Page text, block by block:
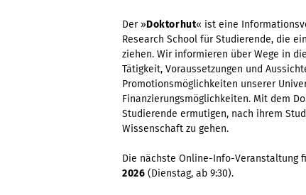
Der »Doktorhut« ist eine
Research School für Studierende, die
ziehen. Wir informieren über Wege in
Tätigkeit, Voraussetzungen und
Promotionsmöglichkeiten unserer
Finanzierungsmöglichkeiten. Mit dem
Studierende ermutigen, nach ihrem
Wissenschaft zu gehen.
Die nächste Online-Info-Veranstaltung
2026 (Dienstag, ab 9:30).